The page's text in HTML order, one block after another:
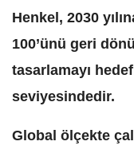
Henkel, 2030
100’ünü geri
tasarlamayı
seviyesindedir.
Global ölçekte